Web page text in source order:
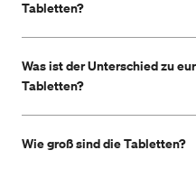
Tabletten?
Was ist der Unterschied zu
Tabletten?
Wie groß sind die Tabletten?